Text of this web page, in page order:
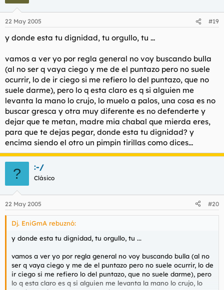
22 May 2005 #19
y donde esta tu dignidad, tu orgullo, tu ...
vamos a ver yo por regla general no voy buscando bulla
(al no ser q vaya ciego y me de el puntazo pero no suele
ocurrir, lo de ir ciego si me refiero lo del puntazo, que no
suele darme), pero lo q esta claro es q si alguien me
levanta la mano lo crujo, lo muelo a palos, una cosa es no
buscar gresca y otra muy diferente es no defenderte y
dejar que te metan, madre mia chabal que mierda eres,
para que te dejas pegar, donde esta tu dignidad? y
encima siendo el otro un pimpin tirillas como dices...
? :-/
Clásico
22 May 2005 #20
Dj. EniGmA rebuznó:
y donde esta tu dignidad, tu orgullo, tu ...
vamos a ver yo por regla general no voy buscando bulla (al no
ser q vaya ciego y me de el puntazo pero no suele ocurrir, lo de
ir ciego si me refiero lo del puntazo, que no suele darme), pero
lo q esta claro es q si alguien me levanta la mano lo crujo, lo